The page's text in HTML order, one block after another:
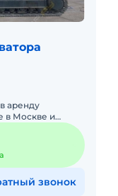
аренду
в Москве и
ООО
звонок